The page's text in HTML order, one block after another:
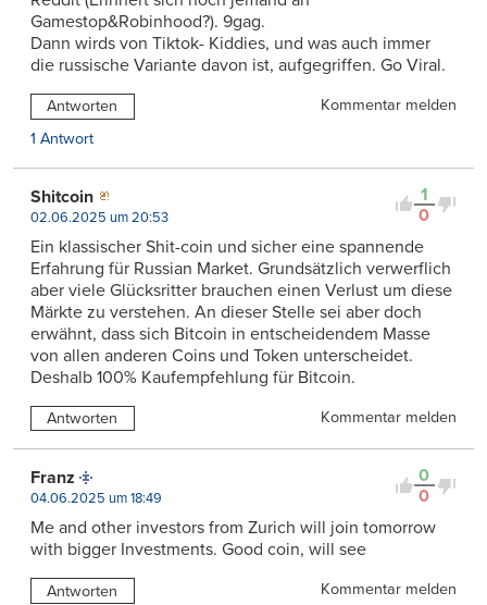
Gamestop&Robinhood?). 9gag.
Dann wirds von Tiktok- Kiddies, und was auch immer
die russische Variante davon ist, aufgegriffen. Go Viral.
Antworten
Kommentar melden
1 Antwort
1
0
Shitcoin
02.06.2025 um 20:53
Ein klassischer Shit-coin und sicher eine spannende
Erfahrung für Russian Market. Grundsätzlich verwerflich
aber viele Glücksritter brauchen einen Verlust um diese
Märkte zu verstehen. An dieser Stelle sei aber doch
erwähnt, dass sich Bitcoin in entscheidendem Masse
von allen anderen Coins und Token unterscheidet.
Deshalb 100% Kaufempfehlung für Bitcoin.
Antworten Kommentar melden
0
0
Franz
04.06.2025 um 18:49
Me and other investors from Zurich will join tomorrow
with bigger Investments. Good coin, will see
Antworten Kommentar melden